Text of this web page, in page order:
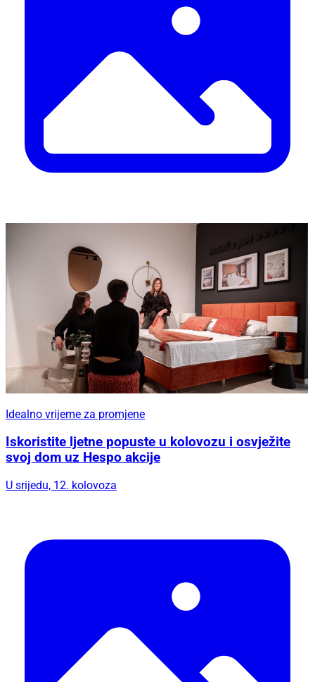
Idealno vrijeme za promjene
Iskoristite ljetne popuste u kolovozu i osvježite
svoj dom uz Hespo akcije
U srijedu, 12. kolovoza